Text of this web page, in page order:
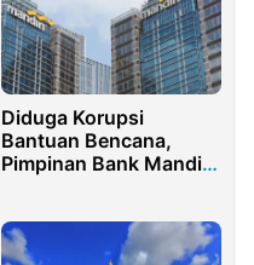
Diduga Korupsi
Bantuan Bencana,
Pimpinan Bank Mandiri
Tersangka